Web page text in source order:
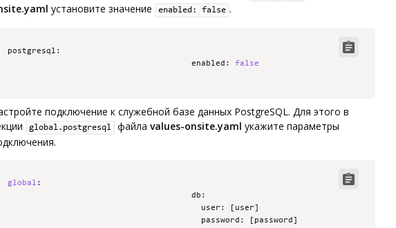
установите значение enabled: false .
Code copied
postgresql :
                                      enabled
: false
подключение к служебной базе данных PostgreSQL. Для этого в
global.postgresql файла values-onsite.yaml укажите параметры
Code copied
global :
                                      db
:
                                        user
: [ user]
                                        password
: [ password ]